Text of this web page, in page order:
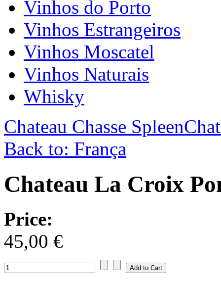
Vinhos do Porto
Vinhos Estrangeiros
Vinhos Moscatel
Vinhos Naturais
Whisky
Chateau Chasse Spleen
Back to: França
Chateau La Croix
Price:
45,00 €